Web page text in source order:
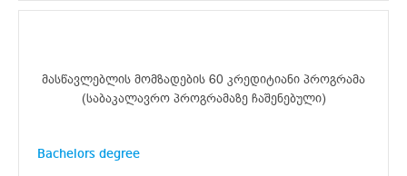
მასწავლებლის მომზადების 60 კრედიტიანი პროგრამა
(საბაკალავრო პროგრამაზე ჩაშენებული)
Bachelors degree